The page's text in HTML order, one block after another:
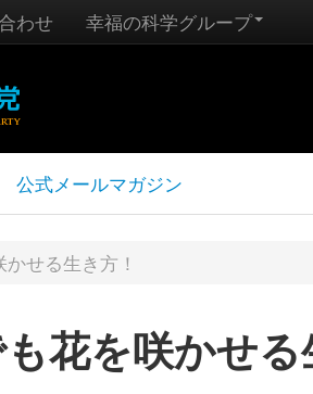
わせ 幸福の科学グループ
公式メールマガジン
せる生き方！
花を咲かせる